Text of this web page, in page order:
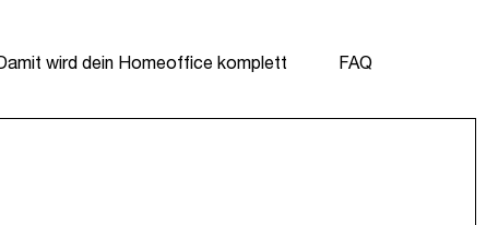
wird dein Homeoffice komplett FAQ